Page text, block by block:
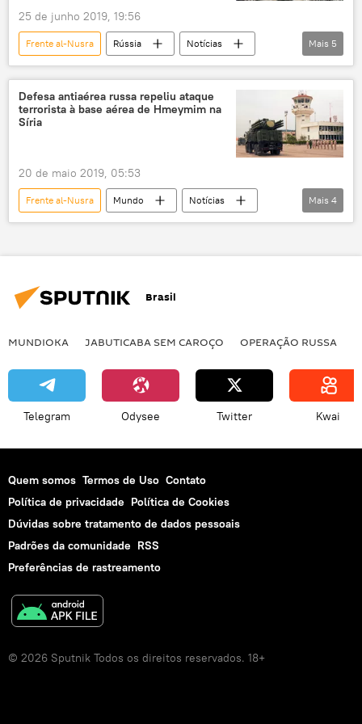
25 de junho 2019, 19:56
Frente al-Nusra Rússia
Notícias
Conselho de Segurança das Nações Unidas
Idlib
Síria
Al-Qaeda
Hayat Tahrir al-Sham
Mais 5
Defesa antiaérea russa repeliu ataque
terrorista à base aérea de Hmeymim na
Síria
20 de maio 2019, 05:53
Frente al-Nusra Mundo
Notícias
Oriente Médio e África
Síria
Mais 4
Brasil
MUNDIOKA JABUTICABA SEM CAROÇO OPERAÇÃO RUSSA
Telegram Odysee Twitter Kwai
Quem somos Termos de Uso Contato
Política de privacidade Política de Cookies
Dúvidas sobre tratamento de dados pessoais
Padrões da comunidade RSS
Preferências de rastreamento
© 2026 Sputnik Todos os direitos reservados. 18+